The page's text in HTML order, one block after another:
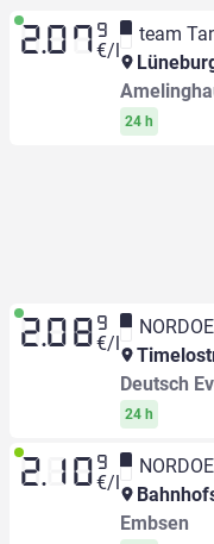
2.07 9
€/l
team
24 h
2.08 9
€/l
Deutsch
24 h
2.10 9
€/l
Embsen